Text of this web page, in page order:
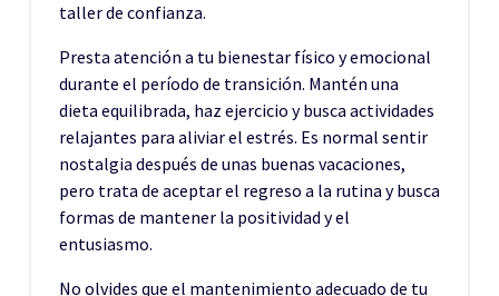
taller de confianza.
Presta atención a tu bienestar físico y emocional
durante el período de transición. Mantén una
dieta equilibrada, haz ejercicio y busca actividades
relajantes para aliviar el estrés. Es normal sentir
nostalgia después de unas buenas vacaciones,
pero trata de aceptar el regreso a la rutina y busca
formas de mantener la positividad y el
entusiasmo.
No olvides que el mantenimiento adecuado de tu